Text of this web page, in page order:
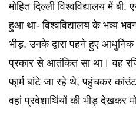
मोहित दिल्ली विश्वविद्यालय में
हुआ था- विश्वविद्यालय के भव्य
भीड़, उनके द्वारा पहने हुए
प्रकार से आतंकित सा था। वह
फा़र्म बांटे जा रहे थे, पहुंचकर
वहां प्रवेशार्थियों की भीड़ देखकर